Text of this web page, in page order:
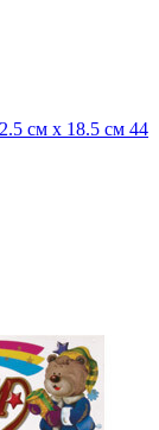
см х 18.5 см 44